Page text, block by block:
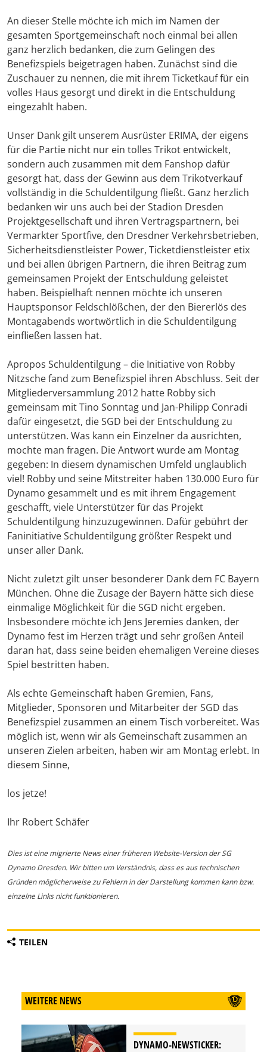
An dieser Stelle möchte ich mich im Namen der
gesamten Sportgemeinschaft noch einmal bei allen
ganz herzlich bedanken, die zum Gelingen des
Benefizspiels beigetragen haben. Zunächst sind die
Zuschauer zu nennen, die mit ihrem Ticketkauf für ein
volles Haus gesorgt und direkt in die Entschuldung
eingezahlt haben.
Unser Dank gilt unserem Ausrüster ERIMA, der eigens
für die Partie nicht nur ein tolles Trikot entwickelt,
sondern auch zusammen mit dem Fanshop dafür
gesorgt hat, dass der Gewinn aus dem Trikotverkauf
vollständig in die Schuldentilgung fließt. Ganz herzlich
bedanken wir uns auch bei der Stadion Dresden
Projektgesellschaft und ihren Vertragspartnern, bei
Vermarkter Sportfive, den Dresdner Verkehrsbetrieben,
Sicherheitsdienstleister Power, Ticketdienstleister etix
und bei allen übrigen Partnern, die ihren Beitrag zum
gemeinsamen Projekt der Entschuldung geleistet
haben. Beispielhaft nennen möchte ich unseren
Hauptsponsor Feldschlößchen, der den Biererlös des
Montagabends wortwörtlich in die Schuldentilgung
einfließen lassen hat.
Apropos Schuldentilgung – die Initiative von Robby
Nitzsche fand zum Benefizspiel ihren Abschluss. Seit der
Mitgliederversammlung 2012 hatte Robby sich
gemeinsam mit Tino Sonntag und Jan-Philipp Conradi
dafür eingesetzt, die SGD bei der Entschuldung zu
unterstützen. Was kann ein Einzelner da ausrichten,
mochte man fragen. Die Antwort wurde am Montag
gegeben: In diesem dynamischen Umfeld unglaublich
viel! Robby und seine Mitstreiter haben 130.000 Euro für
Dynamo gesammelt und es mit ihrem Engagement
geschafft, viele Unterstützer für das Projekt
Schuldentilgung hinzuzugewinnen. Dafür gebührt der
Faninitiative Schuldentilgung größter Respekt und
unser aller Dank.
Nicht zuletzt gilt unser besonderer Dank dem FC Bayern
München. Ohne die Zusage der Bayern hätte sich diese
einmalige Möglichkeit für die SGD nicht ergeben.
Insbesondere möchte ich Jens Jeremies danken, der
Dynamo fest im Herzen trägt und sehr großen Anteil
daran hat, dass seine beiden ehemaligen Vereine dieses
Spiel bestritten haben.
Als echte Gemeinschaft haben Gremien, Fans,
Mitglieder, Sponsoren und Mitarbeiter der SGD das
Benefizspiel zusammen an einem Tisch vorbereitet. Was
möglich ist, wenn wir als Gemeinschaft zusammen an
unseren Zielen arbeiten, haben wir am Montag erlebt. In
diesem Sinne,
los jetze!
Ihr Robert Schäfer
Dies ist eine migrierte News einer früheren Website-Version der SG
Dynamo Dresden. Wir bitten um Verständnis, dass es aus technischen
Gründen möglicherweise zu Fehlern in der Darstellung kommen kann bzw.
einzelne Links nicht funktionieren.
TEILEN
WEITERE NEWS
DYNAMO-NEWSTICKER: